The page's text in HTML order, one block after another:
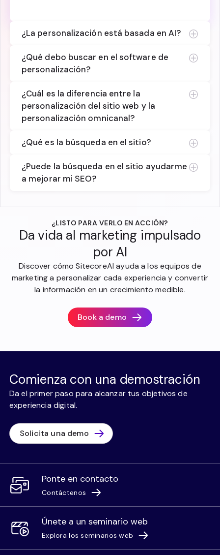
¿La personalización está basada en AI?
¿Qué debo buscar en el software de
personalización?
¿Cuál es la diferencia entre la
personalización del sitio web y la
personalización omnicanal?
¿Qué es la búsqueda en el sitio?
¿Puede la búsqueda en el sitio ayudarme
a mejorar mi SEO?
¿LISTO PARA VERLO EN ACCIÓN?
Da vida al marketing impulsado
por AI
Discover cómo SitecoreAI ayuda a los equipos de
marketing a personalizar cada experiencia y convertir
la información en un crecimiento medible.
Book a demo
Comienza con una demostración
Da el primer paso para alcanzar tus objetivos de
experiencia digital.
Solicita una demo
Ponte en contacto
Contáctenos
Únete a un seminario web
Explora los seminarios web